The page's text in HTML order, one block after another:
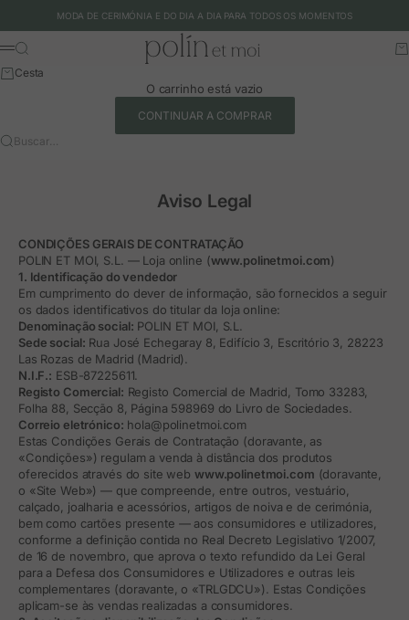
MODA DE CERIMÓNIA E DO DIA A DIA PARA TODOS OS MOMENTOS
Polín et moi - EU
Menu
Buscar
Cesta
O carrinho está vazio
CONTINUAR A COMPRAR
Buscar…
Aviso Legal
CONDIÇÕES GERAIS DE CONTRATAÇÃO
POLIN ET MOI, S.L. — Loja online (www.polinetmoi.com)
1. Identificação do vendedor
Em cumprimento do dever de informação, são fornecidos a seguir
os dados identificativos do titular da loja online:
Denominação social: POLIN ET MOI, S.L.
Sede social: Rua José Echegaray 8, Edifício 3, Escritório 3, 28223
Las Rozas de Madrid (Madrid).
N.I.F.: ESB-87225611.
Registo Comercial: Registo Comercial de Madrid, Tomo 33283,
Folha 88, Secção 8, Página 598969 do Livro de Sociedades.
Correio eletrónico: hola@polinetmoi.com
Estas Condições Gerais de Contratação (doravante, as
«Condições») regulam a venda à distância dos produtos
oferecidos através do site web www.polinetmoi.com (doravante,
o «Site Web») — que compreende, entre outros, vestuário,
calçado, joalharia e acessórios, artigos de noiva e de cerimónia,
bem como cartões presente — aos consumidores e utilizadores,
conforme a definição contida no Real Decreto Legislativo 1/2007,
de 16 de novembro, que aprova o texto refundido da Lei Geral
para a Defesa dos Consumidores e Utilizadores e outras leis
complementares (doravante, o «TRLGDCU»). Estas Condições
aplicam-se às vendas realizadas a consumidores.